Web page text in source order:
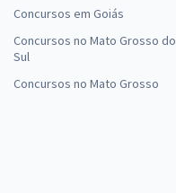
Concursos em Goiás
Concursos no Mato Grosso do
Sul
Concursos no Mato Grosso